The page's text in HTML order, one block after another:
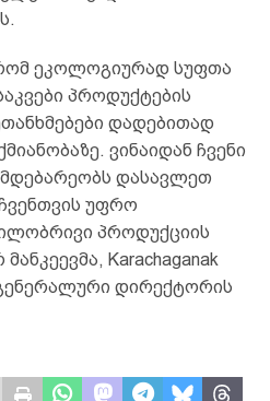
ეკოლოგიურად სუფთა
პროდუქტების
დადებითად
ვინაიდან ჩვენი
დასავლეთ
უფრო
პროდუქციის
Karachaganak
გენერალური დირექტორის